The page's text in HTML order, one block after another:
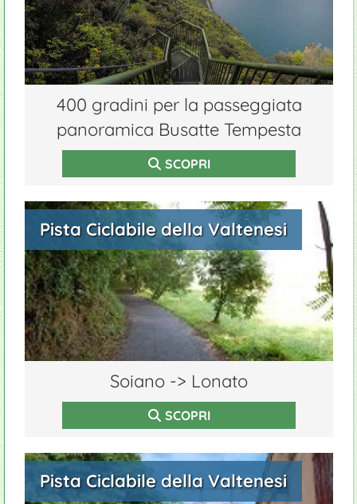
400 gradini per la passeggiata
panoramica Busatte Tempesta
SCOPRI
Pista Ciclabile della Valtenesi
Soiano -> Lonato
SCOPRI
Pista Ciclabile della Valtenesi